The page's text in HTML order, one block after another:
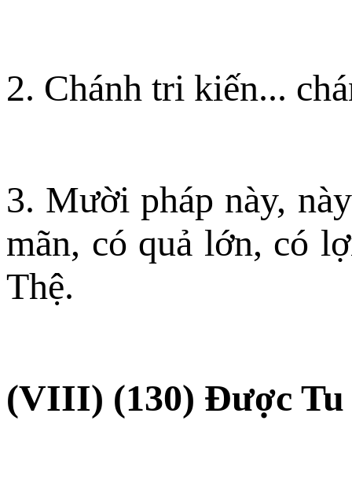
2. Chánh tri kiến...
3. Mười pháp này,
mãn, có quả lớn, có
Thệ.
(VIII) (130) Ðược Tu